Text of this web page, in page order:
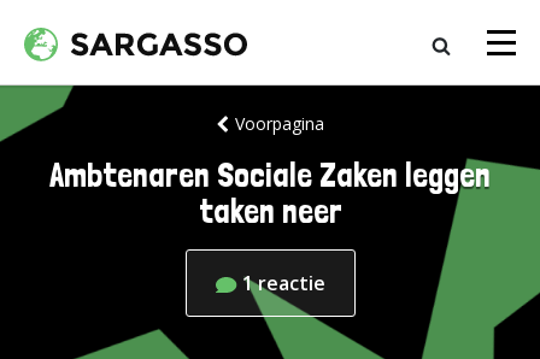
Voorpagina
Ambtenaren Sociale Zaken leggen
taken neer
1reactie